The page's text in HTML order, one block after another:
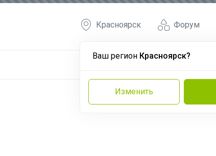
Форум
Красноярск
Ваш регион Красноярск?
Изменить